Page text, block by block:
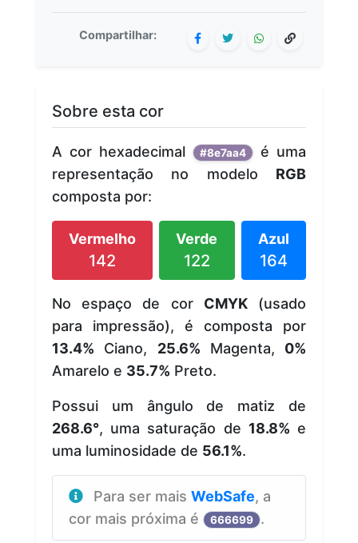
Compartilhar:
Sobre esta cor
A cor hexadecimal #8e7aa4
é uma
representação no modelo RGB
composta por:
Vermelho
142
Verde
122
Azul
164
No espaço de cor CMYK(usado
para impressão), é composta por
13.4% Ciano, 25.6% Magenta, 0%
Amarelo e 35.7% Preto.
Possui um ângulo de matiz de
268.6°, uma saturação de 18.8% e
uma luminosidade de 56.1%.
Para ser mais WebSafe, a
cor mais próxima é
666699 .